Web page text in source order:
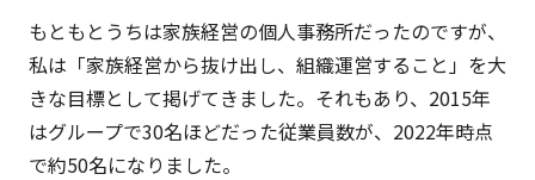
もともとうちは家族経営の個人事務所だったのですが、
私は「家族経営から抜け出し、組織運営すること」を大
きな目標として掲げてきました。それもあり、2015年
はグループで30名ほどだった従業員数が、2022年時点
で約50名になりました。